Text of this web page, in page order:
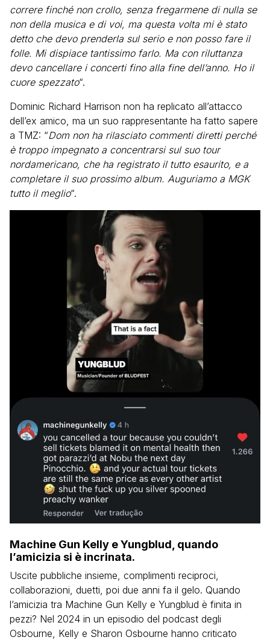
correre finché non crollo, senza fregarmene di nulla se
non della musica e di voi, ma questa volta mi è stato
detto che devo prenderla sul serio e non posso fare il
folle. Mi dispiace tantissimo farlo. Ma con riluttanza
devo cancellare i concerti fino alla fine dell’anno. Ho il
cuore spezzato“.
Dominic Richard Harrison non ha replicato all’attacco
dell’ex amico, ma un suo rappresentante ha fatto sapere
a TMZ: “Dom non ha rilasciato commenti diretti perché
è troppo impegnato a concentrarsi sul suo tour
nordamericano, che ha registrato il tutto esaurito, e a
completare il suo prossimo album. Auguriamo a MGK
tutto il meglio“.
Machine Gun Kelly e Yungblud, quando
l’amicizia si è incrinata.
Uscite pubbliche insieme, complimenti reciproci,
collaborazioni, duetti, poi due anni fa il gelo. Quando
l’amicizia tra Machine Gun Kelly e Yungblud è finita in
pezzi? Nel 2024 in un episodio del podcast degli
Osbourne, Kelly e Sharon Osbourne hanno criticato